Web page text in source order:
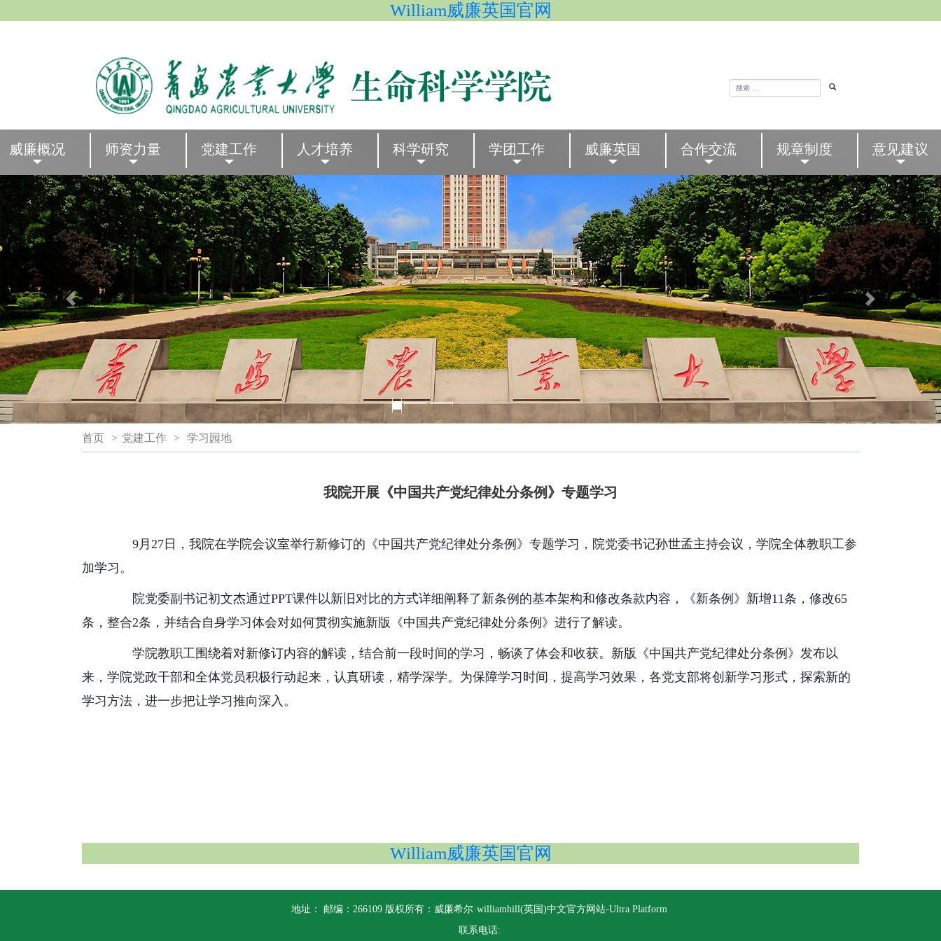
William威廉英国官网
威廉概况 师资力量 党建工作 人才培养 科学研究 学团工作 威廉英国 合作交流 规章制度 意见建议
首页 > 党建工作 > 学习园地
我院开展《中国共产党纪律处分条例》专题学习
9月27日，我院在学院会议室举行新修订的《中国共产党纪律处分条例》专题学习，院党委书记孙世孟主持会议，学院全体教职工参
加学习。
院党委副书记初文杰通过PPT课件以新旧对比的方式详细阐释了新条例的基本架构和修改条款内容，《新条例》新增11条，修改65
条，整合2条，并结合自身学习体会对如何贯彻实施新版《中国共产党纪律处分条例》进行了解读。
学院教职工围绕着对新修订内容的解读，结合前一段时间的学习，畅谈了体会和收获。新版《中国共产党纪律处分条例》发布以
来，学院党政干部和全体党员积极行动起来，认真研读，精学深学。为保障学习时间，提高学习效果，各党支部将创新学习形式，探索新的
学习方法，进一步把让学习推向深入。
William威廉英国官网
地址： 邮编：266109 版权所有：威廉希尔·williamhill(英国)中文官方网站-Ultra Platform
联系电话: